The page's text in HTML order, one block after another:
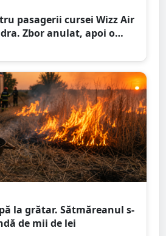
pasagerii cursei Wizz Air
Zbor anulat, apoi o
explicații clare
la grătar. Sătmăreanul s-
de mii de lei